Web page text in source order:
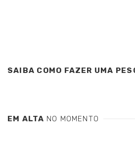
SAIBA COMO FAZER UMA
EM ALTA NO MOMENTO